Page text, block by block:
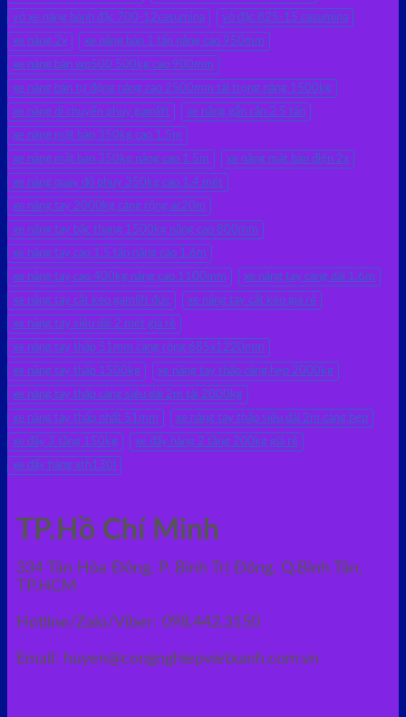
vỏ xe nâng bánh đặc 700-12casumina vỏ đặc 825-15 casumina
xe nâng 2x xe nâng bàn 1 tấn nâng cao 950mm
xe nâng bàn wp500 500kg cao 900mm
xe nâng bán tự động nâng cao 2500mm tải trọng nâng 1500kg
xe nâng di chuyển phuy gamlift xe nâng gắn cân 2.5 tấn
xe nâng mặt bàn 350kg cao 1.5m
xe nâng mặt bàn 350kg nâng cao 1.5m xe nâng mặt bàn điện 2x
xe nâng quay đổ phuy 350kg cao 1.4 mét
xe nâng tay 2000kg càng rộng ac20m
xe nâng tay bậc thang 1500kg nâng cao 800mm
xe nâng tay cao 1.5 tấn nâng cao 1.6m
xe nâng tay cao 400kg nâng cao 1100mm xe nâng tay càng dài 1.6m
xe nâng tay cắt kéo gamlift đức xe nâng tay cắt kéo giá rẻ
xe nâng tay siêu dài 2 mét giá rẻ
xe nâng tay thấp 51mm càng rộng 685x1220mm
xe nâng tay thấp 1500kg xe nâng tay thấp càng hẹp 2000kg
xe nâng tay thấp càng siêu dài 2m tải 2000kg
xe nâng tay thấp nhất 51mm xe nâng tay thấp siêu dài 2m càng hẹp
xe đẩy 3 tầng 150kg xe đẩy hàng 2 tầng 200kg giá rẻ
xe đẩy hàng xth130l
TP.Hồ Chí Minh
334 Tân Hòa Đông, P. Bình Trị Đông, Q.Bình Tân,
TP.HCM
Hotline/Zalo/Viber: 098.442.3150
Email: huyen@congnghiepvietxanh.com.vn